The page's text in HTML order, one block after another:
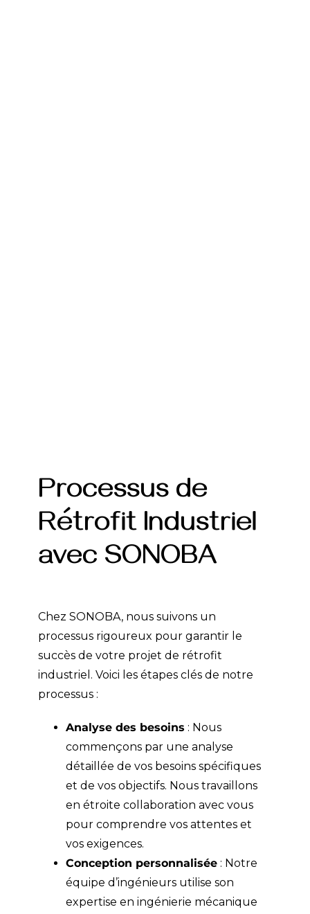
Processus de
Rétrofit Industriel
avec SONOBA
Chez SONOBA, nous suivons un
processus rigoureux pour garantir le
succès de votre projet de rétrofit
industriel. Voici les étapes clés de notre
processus :
Analyse des besoins : Nous
commençons par une analyse
détaillée de vos besoins spécifiques
et de vos objectifs. Nous travaillons
en étroite collaboration avec vous
pour comprendre vos attentes et
vos exigences.
Conception personnalisée : Notre
équipe d’ingénieurs utilise son
expertise en ingénierie mécanique